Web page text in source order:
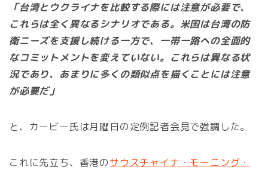
「台湾とウクライナを比較する際には注意が必要で、
これらは全く異なるシナリオである。米国は台湾の防
衛ニーズを支援し続ける一方で、一帯一路への全面的
なコミットメントを変えていない。これらは異なる状
況であり、あまりに多くの類似点を描くことには注意
が必要だ」
と、カービー氏は月曜日の定例記者会見で強調した。
これに先立ち、香港のサウスチャイナ・モーニング・